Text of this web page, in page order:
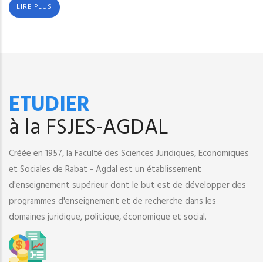
LIRE PLUS
ETUDIER
à la FSJES-AGDAL
Créée en 1957, la Faculté des Sciences Juridiques, Economiques
et Sociales de Rabat - Agdal est un établissement
d'enseignement supérieur dont le but est de développer des
programmes d'enseignement et de recherche dans les
domaines juridique, politique, économique et social.